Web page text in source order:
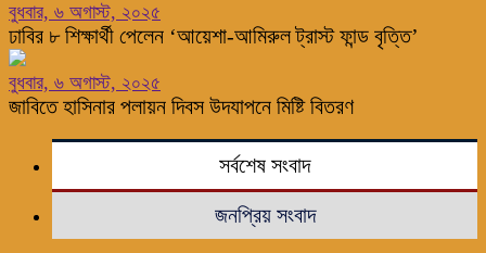
বুধবার, ৬ অগাস্ট, ২০২৫
ঢাবির ৮ শিক্ষার্থী পেলেন ‘আয়েশা-আমিরুল ট্রাস্ট ফান্ড বৃত্তি’
বুধবার, ৬ অগাস্ট, ২০২৫
জাবিতে হাসিনার পলায়ন দিবস উদযাপনে মিষ্টি বিতরণ
সর্বশেষ সংবাদ
জনপ্রিয় সংবাদ